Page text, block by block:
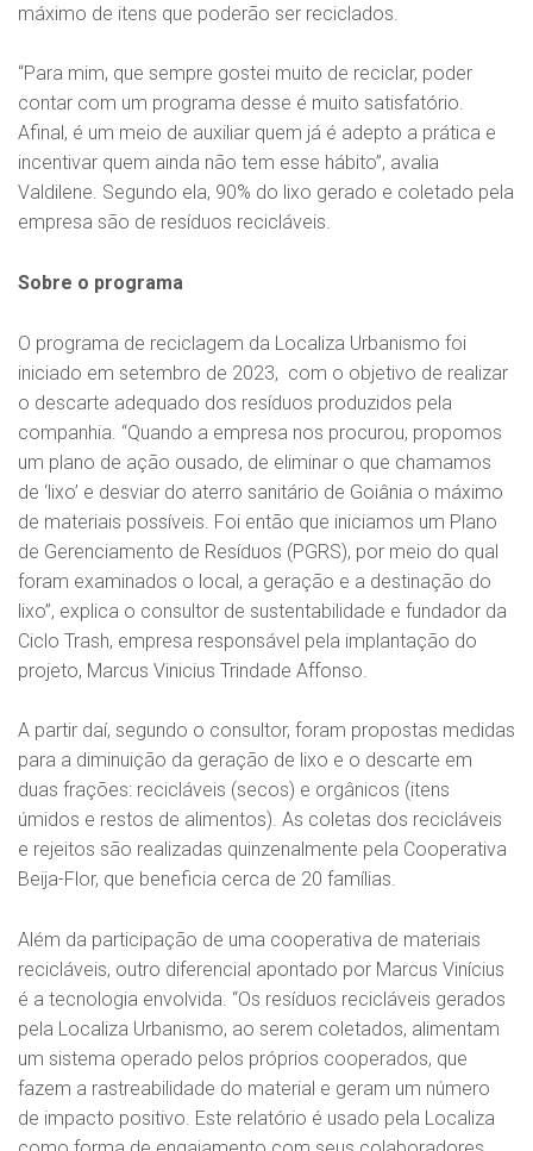
máximo de itens que poderão ser reciclados.
“Para mim, que sempre gostei muito de reciclar, poder
contar com um programa desse é muito satisfatório.
Afinal, é um meio de auxiliar quem já é adepto a prática e
incentivar quem ainda não tem esse hábito”, avalia
Valdilene. Segundo ela, 90% do lixo gerado e coletado pela
empresa são de resíduos recicláveis.
Sobre o programa
O programa de reciclagem da Localiza Urbanismo foi
iniciado em setembro de 2023, com o objetivo de realizar
o descarte adequado dos resíduos produzidos pela
companhia. “Quando a empresa nos procurou, propomos
um plano de ação ousado, de eliminar o que chamamos
de ‘lixo’ e desviar do aterro sanitário de Goiânia o máximo
de materiais possíveis. Foi então que iniciamos um Plano
de Gerenciamento de Resíduos (PGRS), por meio do qual
foram examinados o local, a geração e a destinação do
lixo”, explica o consultor de sustentabilidade e fundador da
Ciclo Trash, empresa responsável pela implantação do
projeto, Marcus Vinicius Trindade Affonso.
A partir daí, segundo o consultor, foram propostas medidas
para a diminuição da geração de lixo e o descarte em
duas frações: recicláveis (secos) e orgânicos (itens
úmidos e restos de alimentos). As coletas dos recicláveis
e rejeitos são realizadas quinzenalmente pela Cooperativa
Beija-Flor, que beneficia cerca de 20 famílias.
Além da participação de uma cooperativa de materiais
recicláveis, outro diferencial apontado por Marcus Vinícius
é a tecnologia envolvida. “Os resíduos recicláveis gerados
pela Localiza Urbanismo, ao serem coletados, alimentam
um sistema operado pelos próprios cooperados, que
fazem a rastreabilidade do material e geram um número
de impacto positivo. Este relatório é usado pela Localiza